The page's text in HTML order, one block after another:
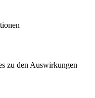
zu den Auswirkungen